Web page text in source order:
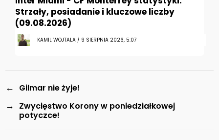
Strzały, posiadanie i kluczowe liczby
(09.08.2026)
KAMIL WOJTALA / 9 SIERPNIA 2026, 5:07
← Gilmar nie żyje!
→
Zwycięstwo Korony w poniedziałkowej
potyczce!